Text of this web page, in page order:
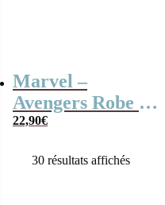
Marvel –
Avengers Robe de
chambre pour
22,90€
30 résultats affichés